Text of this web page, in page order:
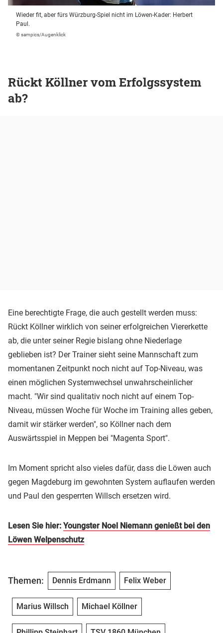
Wieder fit, aber fürs Würzburg-Spiel nicht im Löwen-Kader: Herbert
Paul.
© sampics/Augenklick
Rückt Köllner vom Erfolgssystem
ab?
Eine berechtigte Frage, die auch gestellt werden muss:
Rückt Köllner wirklich von seiner erfolgreichen Viererkette
ab, die unter seiner Regie bislang ohne Niederlage
geblieben ist? Der Trainer sieht seine Mannschaft zum
momentanen Zeitpunkt noch nicht auf Top-Niveau, was
einen möglichen Systemwechsel unwahrscheinlicher
macht. "Wir sind qualitativ noch nicht auf einem Top-
Niveau, müssen Woche für Woche im Training alles geben,
damit wir stärker werden", so Köllner nach dem
Auswärtsspiel in Meppen bei "Magenta Sport".
Im Moment spricht also vieles dafür, dass die Löwen auch
gegen Magdeburg im gewohnten System auflaufen werden
und Paul den gesperrten Willsch ersetzen wird.
Lesen Sie hier: Youngster Noel Niemann genießt bei den
Löwen Welpenschutz
Themen: Dennis Erdmann Felix Weber
Marius Willsch Michael Köllner